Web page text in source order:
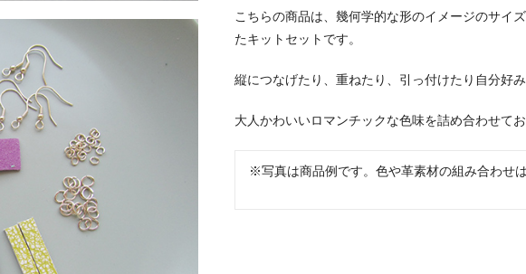
こちらの商品は、幾何学的な形のイメージのサイ
たキットセットです。
縦につなげたり、重ねたり、引っ付けたり自分好
大人かわいいロマンチックな色味を詰め合わせてお
※写真は商品例です。色や革素材の組み合わせ